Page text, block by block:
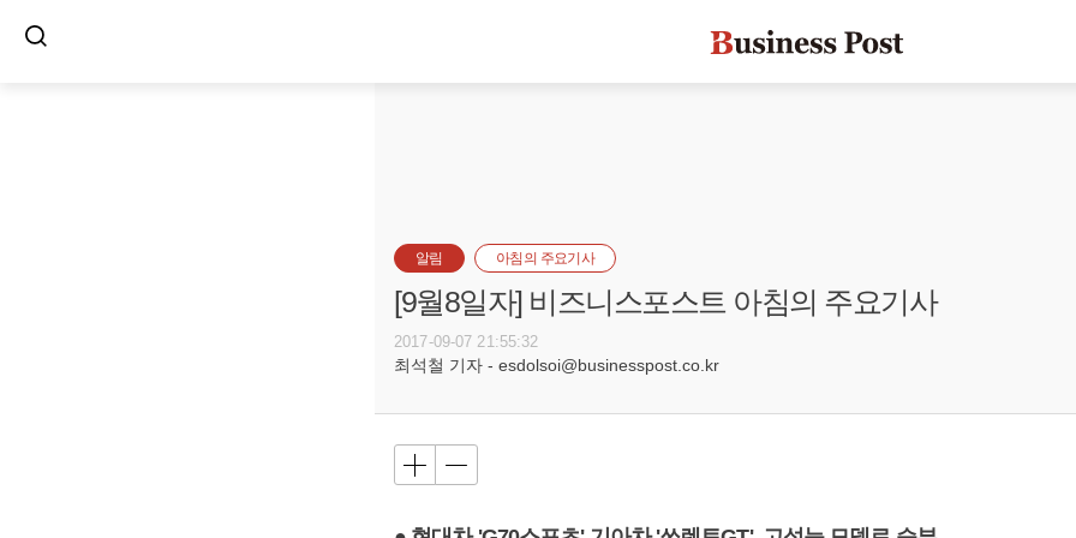
알림 아침의 주요기사
[9월8일자] 비즈니스포스트 아침의 주요기사
2017-09-07 21:55:32
최석철 기자 - esdolsoi@businesspost.co.kr